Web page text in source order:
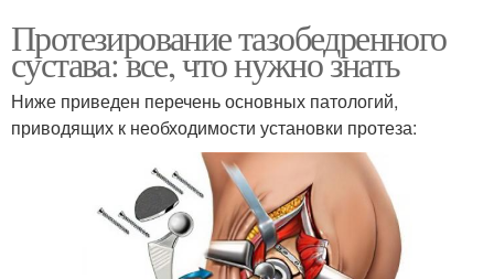
Протезирование тазобедренного
сустава: все, что нужно знать
Ниже приведен перечень основных патологий,
приводящих к необходимости установки протеза: